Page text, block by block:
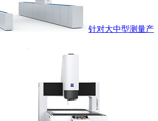
针对大中型测量产